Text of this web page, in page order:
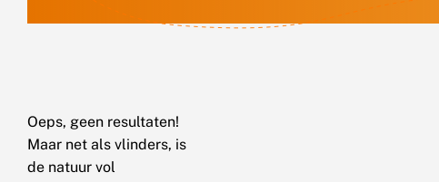
Oeps, geen resultaten!
Maar net als vlinders, is
de natuur vol